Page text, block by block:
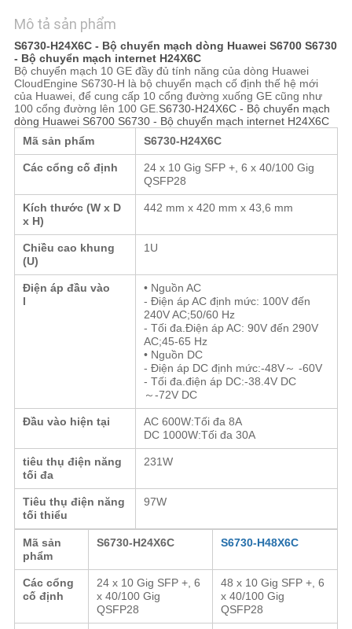
CHÚNG
TÔI
TIN
TỨC
CÁC
VỤ
ÁN
SITEMAP
MẬT
Mô tả sản phẩm
S6730-H24X6C - Bộ chuyển mạch dòng Huawei S6700 S6730
- Bộ chuyển mạch internet H24X6C
Bộ chuyển mạch 10 GE đầy đủ tính năng của dòng Huawei
CloudEngine S6730-H là bộ chuyển mạch cố định thế hệ mới
của Huawei, để cung cấp 10 cổng đường xuống GE cũng như
100 cổng đường lên 100 GE.S6730-H24X6C - Bộ chuyển mạch
dòng Huawei S6700 S6730 - Bộ chuyển mạch internet H24X6C
Mã sản phẩm
S6730-H24X6C
Các cổng cố định
24 x 10 Gig SFP +, 6 x 40/100 Gig
QSFP28
Kích thước (W x D
x H)
442 mm x 420 mm x 43,6 mm
Chiều cao khung
(U)
1U
Điện áp đầu vào
l
• Nguồn AC
- Điện áp AC định mức: 100V đến
240V AC;50/60 Hz
- Tối đa.Điện áp AC: 90V đến 290V
AC;45-65 Hz
• Nguồn DC
- Điện áp DC định mức:-48V～ -60V
- Tối đa.điện áp DC:-38.4V DC
～-72V DC
Đầu vào hiện tại AC 600W:Tối đa 8A
DC 1000W:Tối đa 30A
tiêu thụ điện năng
tối đa
231W
Tiêu thụ điện năng
tối thiểu
97W
Mã sản
phẩm
S6730-H24X6C S6730-H48X6C
Các cổng
cố định
24 x 10 Gig SFP +, 6
x 40/100 Gig
QSFP28
48 x 10 Gig SFP +, 6
x 40/100 Gig
QSFP28